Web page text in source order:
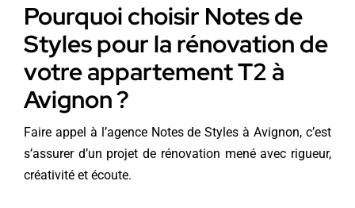
Pourquoi choisir Notes de
Styles pour la rénovation de
votre appartement T2 à
Avignon ?
Faire appel à l’agence Notes de Styles à Avignon, c’est
s’assurer d’un projet de rénovation mené avec rigueur,
créativité et écoute.